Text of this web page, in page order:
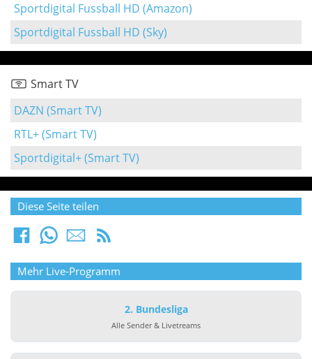
Sportdigital Fussball HD (Amazon)
Sportdigital Fussball HD (Sky)
Smart TV
DAZN (Smart TV)
RTL+ (Smart TV)
Sportdigital+ (Smart TV)
Diese Seite teilen
Mehr Live-Programm
2. Bundesliga
Alle Sender & Livetreams